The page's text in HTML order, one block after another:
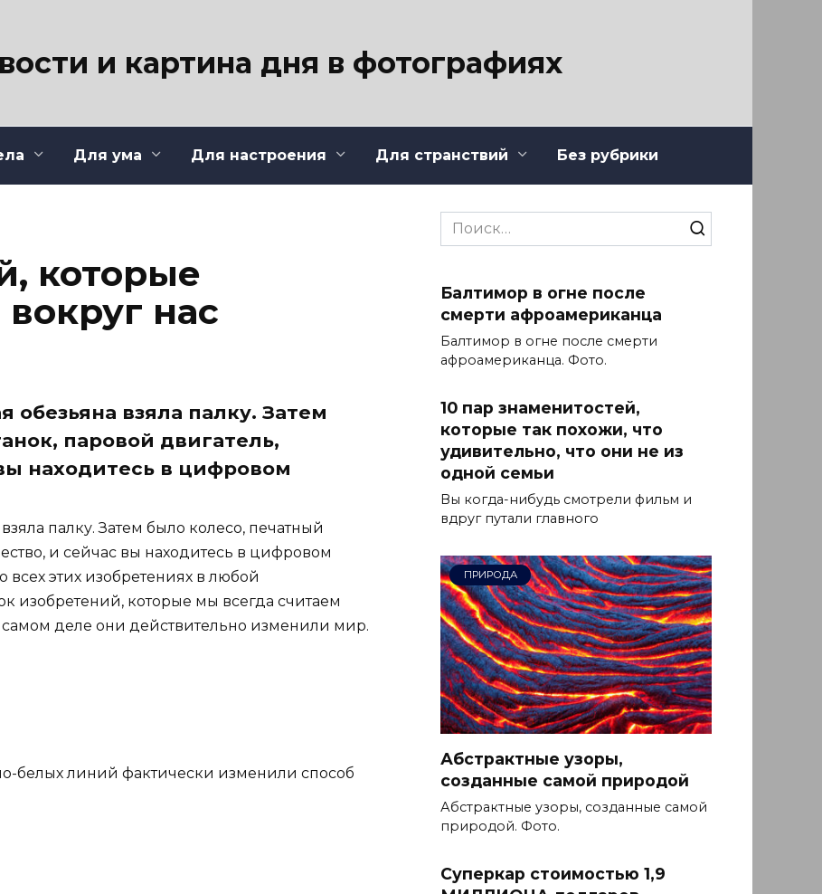
и картина дня в фотографиях
Для ума Для настроения Для странствий Без рубрики
которые
нас
обезьяна взяла палку. Затем
паровой двигатель,
находитесь в цифровом
палку. Затем было колесо, печатный
и сейчас вы находитесь в цифровом
этих изобретениях в любой
изобретений, которые мы всегда считаем
деле они действительно изменили мир.
белых линий фактически изменили способ
Search
for:
Балтимор в огне после
смерти афроамериканца
Балтимор в огне после смерти
афроамериканца. Фото.
10 пар знаменитостей,
которые так похожи, что
удивительно, что они не из
одной семьи
Вы когда-нибудь смотрели фильм и
вдруг путали главного
ПРИРОДА
Абстрактные узоры,
созданные самой природой
Абстрактные узоры, созданные самой
природой. Фото.
Суперкар стоимостью 1,9